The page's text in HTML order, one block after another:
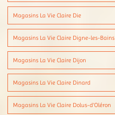
Magasins La Vie Claire Die
Magasins La Vie Claire Digne-les-Bains
Magasins La Vie Claire Dijon
Magasins La Vie Claire Dinard
Magasins La Vie Claire Dolus-d'Oléron